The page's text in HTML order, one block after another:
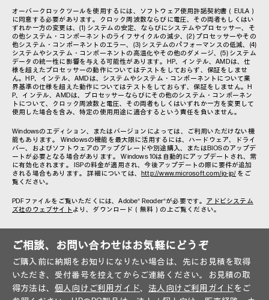
オーバークロックツールを使用するには、ソフトウェア使用許諾契約書（EULA）
に同意する必要があります。クロック周波数ならびに電圧、その両者もしくはい
ずれか一方の変更は、(1) システムの安定、ならびにシステムやプロセッサー、そ
の他システム・コンポーネントのライフサイクルの減少、(2) プロセッサーやその
他システム・コンポーネントのエラー、(3) システムのパフォーマンスの低減、(4)
システムやシステム・コンポーネントの高温化やその他のダメージ、(5) システム
データの統一性に影響を与える可能性があります。HP、インテル、AMDは、仕
様を超えたプロセッサーの動作についてはテストをしておらず、保証をしませ
ん。HP、インテル、AMDは、システムやシステム・コンポーネントについて業
界基準の仕様を超えた動作についてはテストをしておらず、保証をしません。H
P、インテル、AMDは、プロセッサーならびにその他のシステム・コンポーネン
トについて、クロック周波数と電圧、その両者もしくはいずれか一方を変更して
使用した場合を含み、特定の使用用途に適合するという責任を負いません。
Windowsのエディション、またはバージョンによっては、ご利用いただけない機
能もあります。 Windowsの機能を最大限に活用するには、ハードウェア、ドライ
バー、およびソフトウェアのアップグレードや別途購入、またはBIOSのアップデ
ートが必要となる場合があります。 Windows 10は自動的にアップデートされ、常
に有効化されます。 ISPの料金が適用され、今後アップデートの際に要件が追加
される場合もあります。 詳細については、 http://www.microsoft.com/ja-jp/ をご
覧ください。
PDFファイルをご覧いただくには、Adobe® Reader®が必要です。 アドビシステム
ズ社のウェブサイト より、ダウンロード（無料）の上ご覧ください。
ご相談、お問い合わせはお気軽にどうぞ
ご購入前に納期をお知りになりたい場合は、先にお見積を取得
いただき、受付番号を控えてからご連絡ください。お見積の取
得方法は、 個人向けご利用ガイド、 法人向けご利用ガイドをご